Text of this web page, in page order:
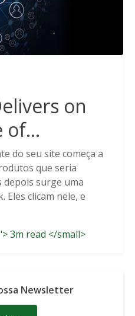
on
of
do seu site começa a
que seria
depois surge uma
Eles clicam nele, e
3m read </small>
Newsletter